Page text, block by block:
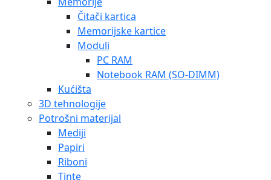
Čitači kartica
Memorijske kartice
Moduli
PC RAM
Notebook RAM (SO-DIMM)
Kućišta
3D tehnologije
Potrošni materijal
Mediji
Papiri
Riboni
Tinte